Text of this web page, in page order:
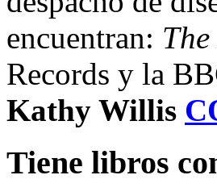
encuentran:
Records y la
Kathy Willis
Tiene libros